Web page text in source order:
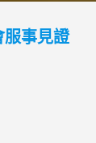
服事見證